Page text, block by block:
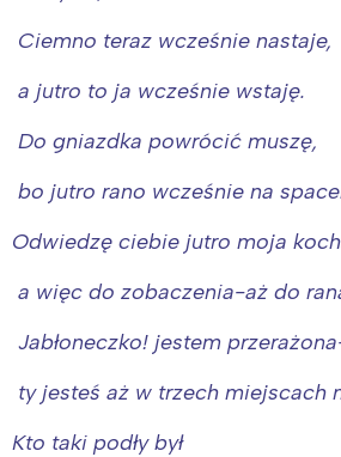
Ciemno teraz wcześnie nastaje,
a jutro to ja wcześnie wstaję.
Do gniazdka powrócić muszę,
bo jutro rano wcześnie na
Odwiedzę ciebie jutro moja
a więc do zobaczenia-aż do
Jabłoneczko! jestem
ty jesteś aż w trzech miejscach
Kto taki podły był